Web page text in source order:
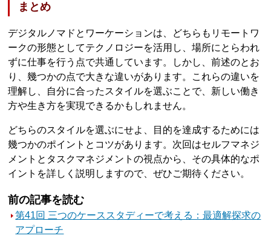
まとめ
デジタルノマドとワーケーションは、どちらもリモートワ
ークの形態としてテクノロジーを活用し、場所にとらわれ
ずに仕事を行う点で共通しています。しかし、前述のとお
り、幾つかの点で大きな違いがあります。これらの違いを
理解し、自分に合ったスタイルを選ぶことで、新しい働き
方や生き方を実現できるかもしれません。
どちらのスタイルを選ぶにせよ、目的を達成するためには
幾つかのポイントとコツがあります。次回はセルフマネジ
メントとタスクマネジメントの視点から、その具体的なポ
イントを詳しく説明しますので、ぜひご期待ください。
前の記事を読む
第41回 三つのケーススタディーで考える：最適解探求の
アプローチ